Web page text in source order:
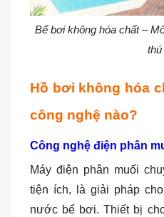
Bể bơi không hóa chất –
thú
Hồ bơi không hóa
công nghệ nào?
Công nghệ điện phân
Máy điện phân muối
tiện ích, là giải pháp
nước bể bơi. Thiết bị